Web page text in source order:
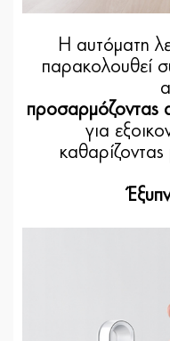
Η αυτόματη
παρακολουθεί
προσαρμόζοντας
για
καθαρίζοντας